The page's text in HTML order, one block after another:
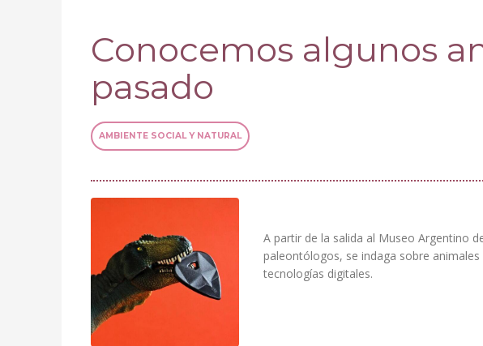
Conocemos algunos
pasado
AMBIENTE SOCIAL Y NATURAL
A partir de la salida al Museo Argentino
paleontólogos, se indaga sobre
tecnologías digitales.